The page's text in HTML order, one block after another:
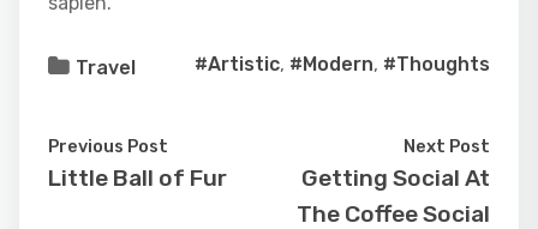
Travel #Artistic, #Modern, #Thoughts
Previous Post
Little Ball of Fur
Next Post
Getting Social At
The Coffee Social